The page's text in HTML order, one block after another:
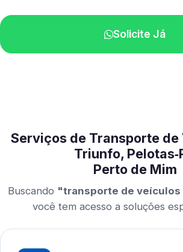
Solicite Já
Serviços de Transporte de
Triunfo,
Perto de Mim
Buscando "transporte de veículos
você tem acesso a soluções